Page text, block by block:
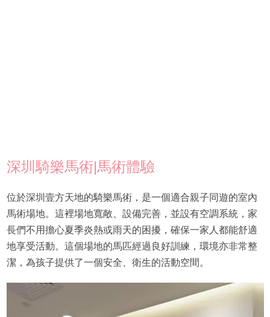
深圳騎樂馬術|馬術體驗
位於深圳壹方天地的騎樂馬術，是一個適合親子同遊的室內
馬術場地。這裡場地寬敞、設備完善，並設有空調系統，家
長們不用擔心夏季炎熱或雨天的困擾，確保一家人都能舒適
地享受活動。這個場地的馬匹經過良好訓練，環境亦非常整
潔，為孩子提供了一個安全、衛生的活動空間。